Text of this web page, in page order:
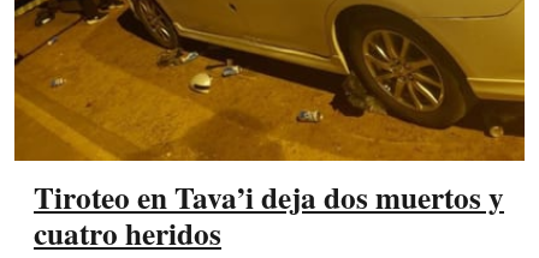
Tiroteo en Tava’i deja dos muertos y
cuatro heridos